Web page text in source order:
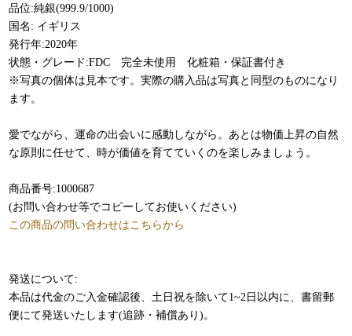
品位:純銀(999.9/1000)
国名: イギリス
発行年:2020年
状態・グレード:FDC 完全未使用 化粧箱・保証書付き
※写真の個体は見本です。実際の購入品は写真と同型のものになり
ます。
愛でながら、運命の出会いに感動しながら。あとは物価上昇の自然
な原則に任せて、時が価値を育てていくのを楽しみましょう。
商品番号:1000687
(お問い合わせ等でコピーしてお使いください)
この商品の問い合わせはこちらから
発送について:
本品は代金のご入金確認後、土日祝を除いて1~2日以内に、書留郵
便にて発送いたします(追跡・補償あり)。